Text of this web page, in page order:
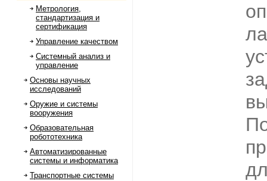
Метрология,
стандартизация и
сертификация
Управление качеством
Системный анализ и
управление
Основы научных
исследований
Оружие и системы
вооружения
Образовательная
робототехника
Автоматизированные
системы и информатика
Транспортные системы